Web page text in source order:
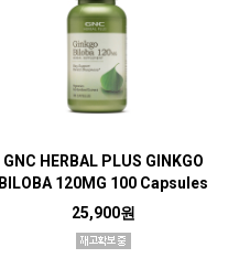
GNC HERBAL PLUS GINKGO
BILOBA 120MG 100 Capsules
25,900원